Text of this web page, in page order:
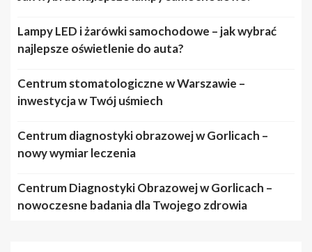
Lampy LED i żarówki samochodowe – jak wybrać
najlepsze oświetlenie do auta?
Centrum stomatologiczne w Warszawie –
inwestycja w Twój uśmiech
Centrum diagnostyki obrazowej w Gorlicach –
nowy wymiar leczenia
Centrum Diagnostyki Obrazowej w Gorlicach –
nowoczesne badania dla Twojego zdrowia